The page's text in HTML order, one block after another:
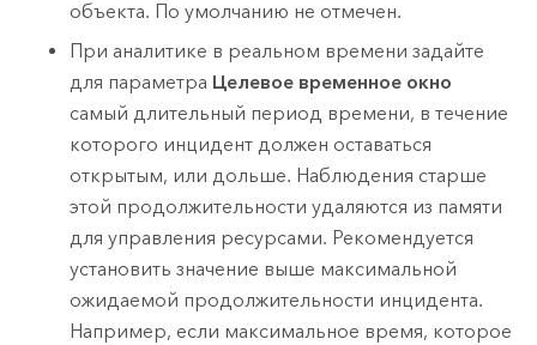
объекта. По умолчанию не отмечен.
При аналитике в реальном времени задайте
для параметра Целевое временное окно
самый длительный период времени, в течение
которого инцидент должен оставаться
открытым, или дольше. Наблюдения старше
этой продолжительности удаляются из памяти
для управления ресурсами. Рекомендуется
установить значение выше максимальной
ожидаемой продолжительности инцидента.
Например, если максимальное время, которое